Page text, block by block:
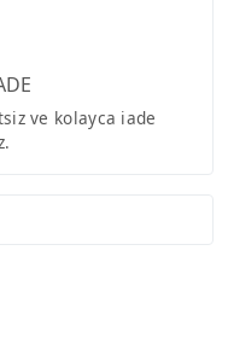
ve kolayca iade